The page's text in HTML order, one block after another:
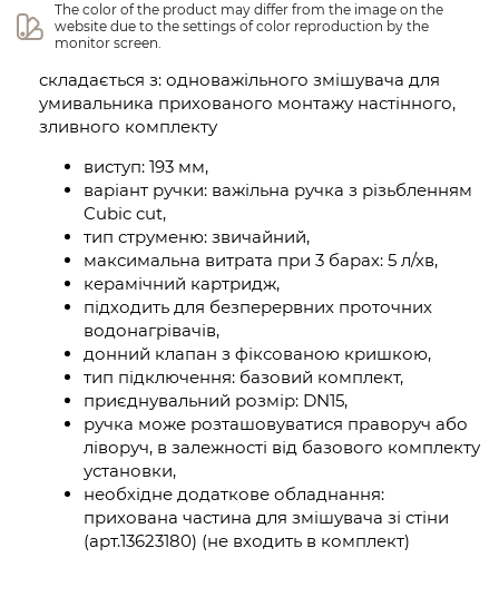
The color of the product may differ from the image on the
website due to the settings of color reproduction by the
monitor screen.
складається з: одноважільного змішувача для
умивальника прихованого монтажу настінного,
зливного комплекту
виступ: 193 мм,
варіант ручки: важільна ручка з різьбленням
Cubic cut,
тип струменю: звичайний,
максимальна витрата при 3 барах: 5 л/хв,
керамічний картридж,
підходить для безперервних проточних
водонагрівачів,
донний клапан з фіксованою кришкою,
тип підключення: базовий комплект,
приєднувальний розмір: DN15,
ручка може розташовуватися праворуч або
ліворуч, в залежності від базового комплекту
установки,
необхідне додаткове обладнання:
прихована частина для змішувача зі стіни
(арт.13623180) (не входить в комплект)